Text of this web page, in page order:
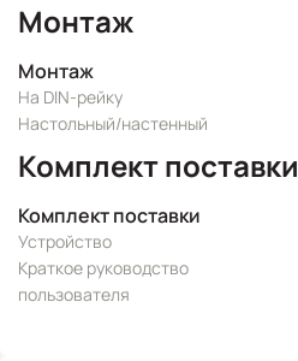
Монтаж
Монтаж
На DIN-рейку
Настольный/настенный
Комплект поставки
Комплект поставки
Устройство
Краткое руководство
пользователя